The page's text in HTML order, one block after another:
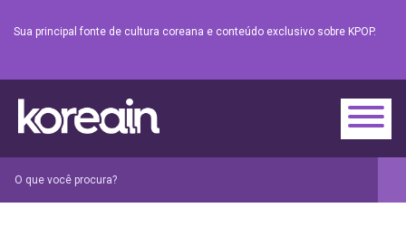
Sua principal fonte de cultura coreana e conteúdo exclusivo sobre KPOP.